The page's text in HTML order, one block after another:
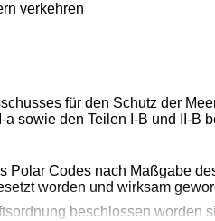
verkehren
für den Schutz der
sowie den Teilen I-B und II-B
Codes nach Maßgabe
worden und wirksam
beschlossen worden